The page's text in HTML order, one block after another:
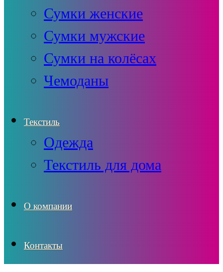
Сумки женские
Сумки мужские
Сумки на колёсах
Чемоданы
Текстиль
Одежда
Текстиль для дома
О компании
Контакты